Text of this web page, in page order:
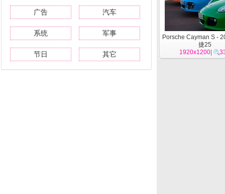
广告 汽车
系统 军事
节日 其它
Porsche Cayman S -
捷25
1920x1200